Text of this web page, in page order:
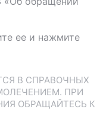
ее и нажмите
В СПРАВОЧНЫХ
ПРИ
ОБРАЩАЙТЕСЬ К